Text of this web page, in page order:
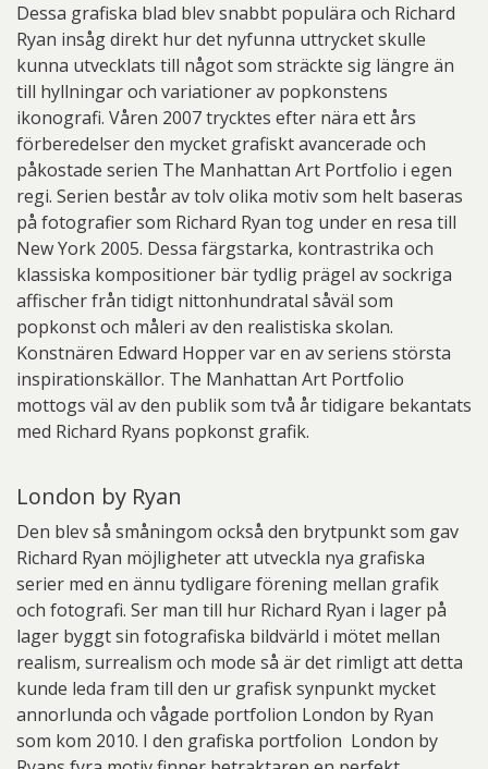
Dessa grafiska blad blev snabbt populära och Richard
Ryan insåg direkt hur det nyfunna uttrycket skulle
kunna utvecklats till något som sträckte sig längre än
till hyllningar och variationer av popkonstens
ikonografi. Våren 2007 trycktes efter nära ett års
förberedelser den mycket grafiskt avancerade och
påkostade serien The Manhattan Art Portfolio i egen
regi. Serien består av tolv olika motiv som helt baseras
på fotografier som Richard Ryan tog under en resa till
New York 2005. Dessa färgstarka, kontrastrika och
klassiska kompositioner bär tydlig prägel av sockriga
affischer från tidigt nittonhundratal såväl som
popkonst och måleri av den realistiska skolan.
Konstnären Edward Hopper var en av seriens största
inspirationskällor. The Manhattan Art Portfolio
mottogs väl av den publik som två år tidigare bekantats
med Richard Ryans popkonst grafik.
London by Ryan
Den blev så småningom också den brytpunkt som gav
Richard Ryan möjligheter att utveckla nya grafiska
serier med en ännu tydligare förening mellan grafik
och fotografi. Ser man till hur Richard Ryan i lager på
lager byggt sin fotografiska bildvärld i mötet mellan
realism, surrealism och mode så är det rimligt att detta
kunde leda fram till den ur grafisk synpunkt mycket
annorlunda och vågade portfolion London by Ryan
som kom 2010. I den grafiska portfolion London by